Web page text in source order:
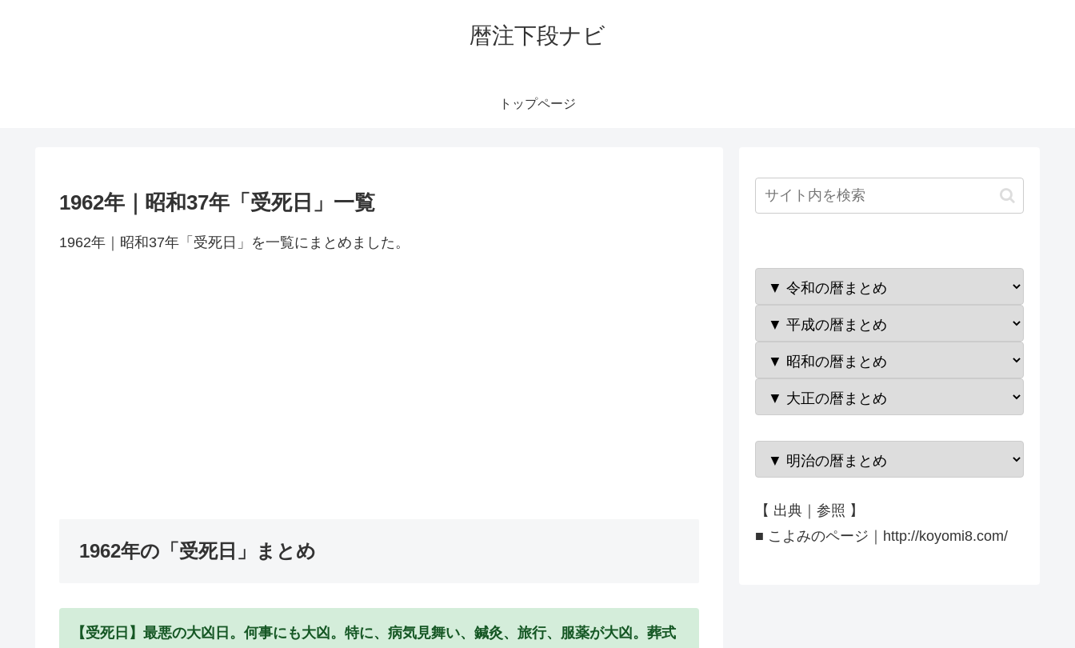
暦注下段ナビ
トップページ
1962年｜昭和37年「受死日」一覧
1962年｜昭和37年「受死日」を一覧にまとめました。
1962年の「受死日」まとめ
【受死日】最悪の大凶日。何事にも大凶。特に、病気見舞い、鍼灸、旅行、服薬が大凶。葬式
【 出典｜参照 】
■ こよみのページ｜http://koyomi8.com/